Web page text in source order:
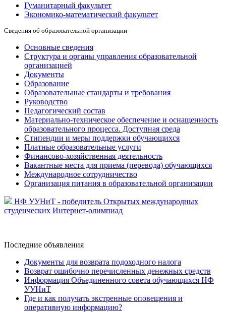
Гуманитарный факультет
Экономико-математический факультет
Сведения об образовательной организации
Основные сведения
Структура и органы управления образовательной
организацией
Документы
Образование
Образовательные стандарты и требования
Руководство
Педагогический состав
Материально-техническое обеспечение и оснащенность
образовательного процесса. Доступная среда
Стипендии и меры поддержки обучающихся
Платные образовательные услуги
Финансово-хозяйственная деятельность
Вакантные места для приема (перевода) обучающихся
Международное сотрудничество
Организация питания в образовательной организации
НФ УУНиТ - победитель Открытых международных
студенческих Интернет-олимпиад
Последние объявления
Документы для возврата подоходного налога
Возврат ошибочно перечисленных денежных средств
Информация Объединенного совета обучающихся НФ
УУНиТ
Где и как получать экстренные оповещения и
оперативную информацию?